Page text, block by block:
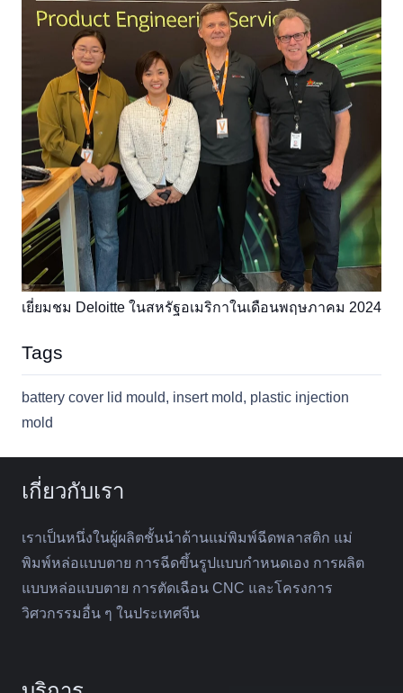
เยี่ยมชม Deloitte ในสหรัฐอเมริกาในเดือนพฤษภาคม 2024
Tags
battery cover lid mould, insert mold, plastic injection
mold
เกี่ยวกับเรา
เราเป็นหนึ่งในผู้ผลิตชั้นนำด้านแม่พิมพ์ฉีดพลาสติก แม่
พิมพ์หล่อแบบตาย การฉีดขึ้นรูปแบบกำหนดเอง การผลิต
แบบหล่อแบบตาย การตัดเฉือน CNC และโครงการ
วิศวกรรมอื่น ๆ ในประเทศจีน